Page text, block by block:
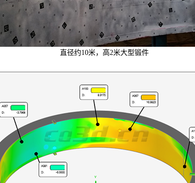
直径约10米，高2米大型锻件